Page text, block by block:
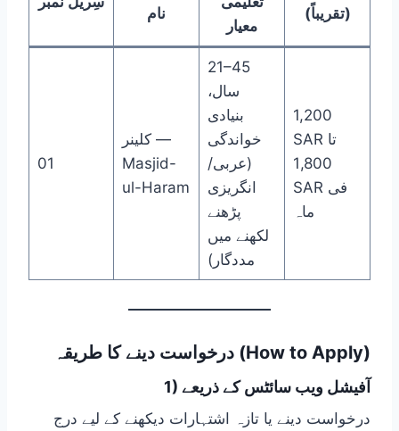
نام
معیار
(تقریباً)
01
کلینر —
Masjid-
ul-Haram
21–45
سال،
بنیادی
خواندگی
(عربی/
انگریزی
پڑھنے
لکھنے میں
مددگار)
1,200
SAR تا
1,800
SAR فی
ماہ
درخواست دینے کا طریقہ (How to Apply)
1) آفیشل ویب سائٹس کے ذریعے
درخواست دینے یا تازہ اشتہارات دیکھنے کے لیے درج